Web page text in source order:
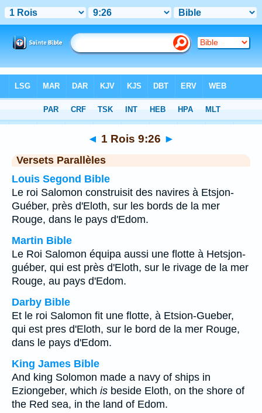
Chapitre 9> Verset 26
◄ 1 Rois 9:26 ►
Versets Parallèles
Louis Segond Bible
Le roi Salomon construisit des navires à Etsjon-
Guéber, près d'Eloth, sur les bords de la mer
Rouge, dans le pays d'Edom.
Martin Bible
Le Roi Salomon équipa aussi une flotte à Hetsjon-
guéber, qui est près d'Eloth, sur le rivage de la mer
Rouge, au pays d'Edom.
Darby Bible
Et le roi Salomon fit une flotte, à Etsion-Gueber,
qui est pres d'Eloth, sur le bord de la mer Rouge,
dans le pays d'Edom.
King James Bible
And king Solomon made a navy of ships in
Eziongeber, which is beside Eloth, on the shore of
the Red sea, in the land of Edom.